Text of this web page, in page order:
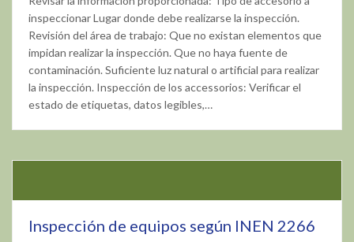
inspeccionar Lugar donde debe realizarse la inspección.
Revisión del área de trabajo: Que no existan elementos que
impidan realizar la inspección. Que no haya fuente de
contaminación. Suficiente luz natural o artificial para realizar
la inspección. Inspección de los accessorios: Verificar el
estado de etiquetas, datos legibles,…
Inspección de equipos según INEN 2266